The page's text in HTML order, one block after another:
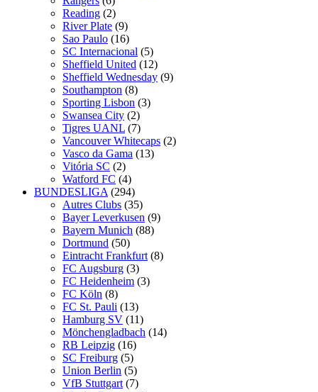
Reading (2)
River Plate (9)
Sao Paulo (16)
SC Internacional (5)
Sheffield United (12)
Sheffield Wednesday (9)
Southampton (8)
Sporting Lisbon (3)
Swansea City (2)
Tigres UANL (7)
Vancouver Whitecaps (2)
Vasco da Gama (13)
Vitória SC (2)
Watford FC (4)
BUNDESLIGA (294)
Autres Clubs (35)
Bayer Leverkusen (9)
Bayern Munich (88)
Dortmund (50)
Eintracht Frankfurt (8)
FC Augsburg (3)
FC Heidenheim (3)
FC Köln (8)
FC St. Pauli (13)
Hamburg SV (11)
Mönchengladbach (14)
RB Leipzig (16)
SC Freiburg (5)
Union Berlin (5)
VfB Stuttgart (7)